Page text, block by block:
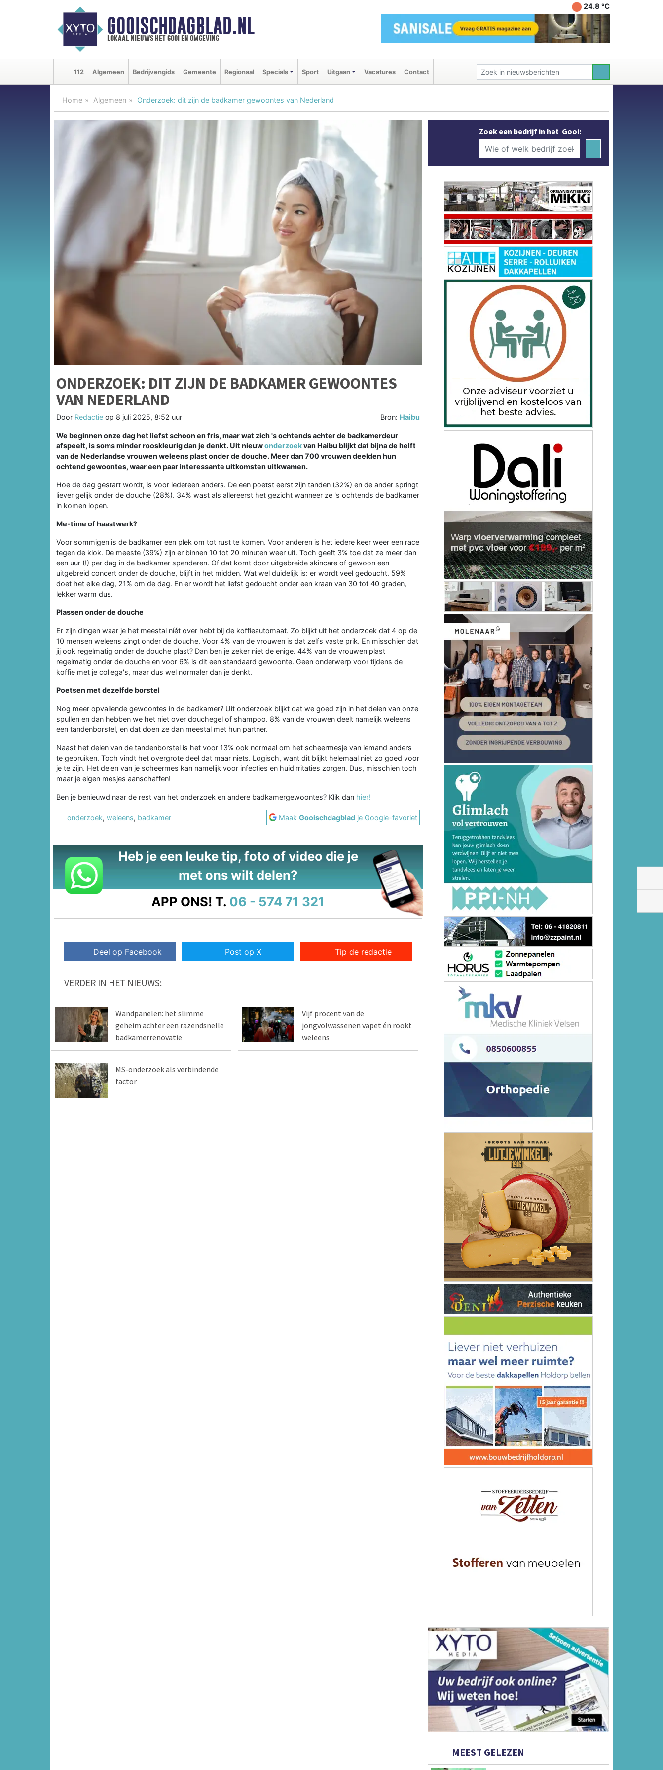
GOOISCHDAGBLAD.NL
lokaal nieuws het gooi en omgeving
24.8 ℃
112 Algemeen Bedrijvengids Gemeente Regionaal Specials Sport Uitgaan Vacatures Contact
Home Algemeen Onderzoek: dit zijn de badkamer gewoontes van Nederland
ONDERZOEK: DIT ZIJN DE BADKAMER GEWOONTES
VAN NEDERLAND
Door Redactie op 8 juli 2025, 8:52 uur Bron: Haibu
We beginnen onze dag het liefst schoon en fris, maar wat zich 's ochtends achter de badkamerdeur
afspeelt, is soms minder rooskleurig dan je denkt. Uit nieuwonderzoekvan Haibu blijkt dat bijna de helft
van de Nederlandse vrouwen weleens plast onder de douche. Meer dan 700 vrouwen deelden hun
ochtend gewoontes, waar een paar interessante uitkomsten uitkwamen.
Hoe de dag gestart wordt, is voor iedereen anders. De een poetst eerst zijn tanden (32%) en de ander springt
liever gelijk onder de douche (28%). 34% wast als allereerst het gezicht wanneer ze 's ochtends de badkamer
in komen lopen.
Me-time of haastwerk?
Voor sommigen is de badkamer een plek om tot rust te komen. Voor anderen is het iedere keer weer een race
tegen de klok. De meeste (39%) zijn er binnen 10 tot 20 minuten weer uit. Toch geeft 3% toe dat ze meer dan
een uur (!) per dag in de badkamer spenderen. Of dat komt door uitgebreide skincare of gewoon een
uitgebreid concert onder de douche, blijft in het midden. Wat wel duidelijk is: er wordt veel gedoucht. 59%
doet het elke dag, 21% om de dag. En er wordt het liefst gedoucht onder een kraan van 30 tot 40 graden,
lekker warm dus.
Plassen onder de douche
Er zijn dingen waar je het meestal níét over hebt bij de koffieautomaat. Zo blijkt uit het onderzoek dat 4 op de
10 mensen weleens zingt onder de douche. Voor 4% van de vrouwen is dat zelfs vaste prik. En misschien dat
jij ook regelmatig onder de douche plast? Dan ben je zeker niet de enige. 44% van de vrouwen plast
regelmatig onder de douche en voor 6% is dit een standaard gewoonte. Geen onderwerp voor tijdens de
koffie met je collega's, maar dus wel normaler dan je denkt.
Poetsen met dezelfde borstel
Nog meer opvallende gewoontes in de badkamer? Uit onderzoek blijkt dat we goed zijn in het delen van onze
spullen en dan hebben we het niet over douchegel of shampoo. 8% van de vrouwen deelt namelijk weleens
een tandenborstel, en dat doen ze dan meestal met hun partner.
Naast het delen van de tandenborstel is het voor 13% ook normaal om het scheermesje van iemand anders
te gebruiken. Toch vindt het overgrote deel dat maar niets. Logisch, want dit blijkt helemaal niet zo goed voor
je te zijn. Het delen van je scheermes kan namelijk voor infecties en huidirritaties zorgen. Dus, misschien toch
maar je eigen mesjes aanschaffen!
Ben je benieuwd naar de rest van het onderzoek en andere badkamergewoontes? Klik dan hier!
onderzoek, weleens, badkamer MaakGooischdagblad je Google-favoriet
Heb je een leuke tip, foto of video die je
met ons wilt delen?
APP ONS! T. 06 - 574 71 321
Deel op Facebook Post op X Tip de redactie
VERDER IN HET NIEUWS:
Wandpanelen: het slimme
geheim achter een razendsnelle
badkamerrenovatie
Vijf procent van de
jongvolwassenen vapet én rookt
weleens
MS-onderzoek als verbindende
factor
Zoek een bedrijf in het Gooi:
MEEST GELEZEN